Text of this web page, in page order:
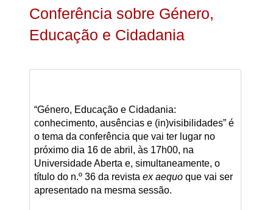
Conferência sobre Género,
Educação e Cidadania
“Género, Educação e Cidadania:
conhecimento, ausências e (in)visibilidades” é
o tema da conferência que vai ter lugar no
próximo dia 16 de abril, às 17h00, na
Universidade Aberta e, simultaneamente, o
título do n.º 36 da revista ex aequoque vai ser
apresentado na mesma sessão.